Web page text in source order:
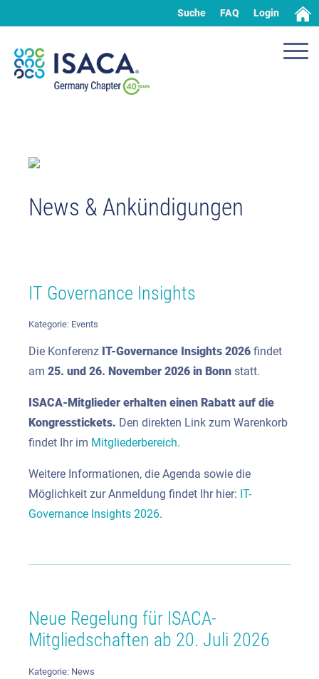
Suche FAQ Login
News & Ankündigungen
IT Governance Insights
Kategorie: Events
Die Konferenz IT-Governance Insights 2026 findet
am 25. und 26. November 2026 in Bonn statt.
ISACA-Mitglieder erhalten einen Rabatt auf die
Kongresstickets. Den direkten Link zum Warenkorb
findet Ihr im Mitgliederbereich.
Weitere Informationen, die Agenda sowie die
Möglichkeit zur Anmeldung findet Ihr hier: IT-
Governance Insights 2026.
Neue Regelung für ISACA-
Mitgliedschaften ab 20. Juli 2026
Kategorie: News